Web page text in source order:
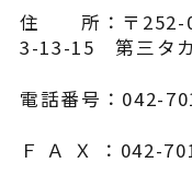
住 所：〒252-
3-13-15 第三タ
電話番号：042-
Ｆ Ａ Ｘ ：042-